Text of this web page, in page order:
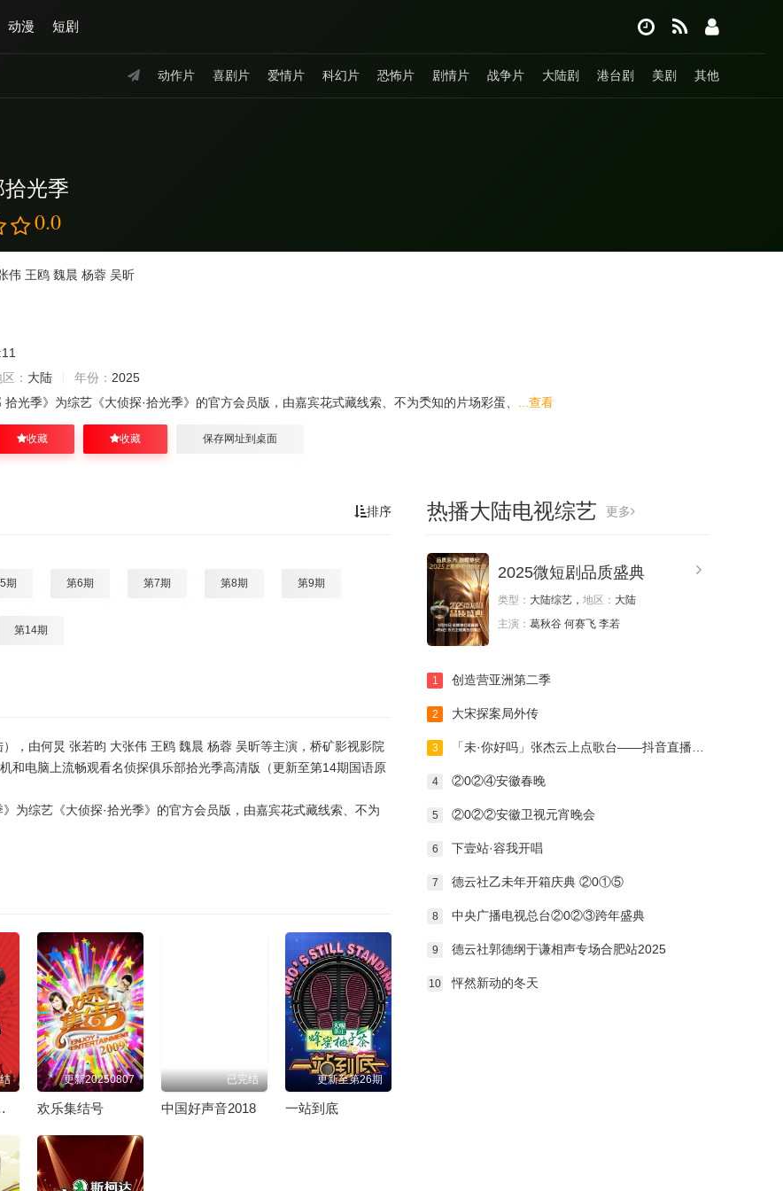
动漫 短剧
动作片 喜剧片 爱情片 科幻片 恐怖片 剧情片 战争片 大陆剧 港台剧 美剧 其他
光季
0.0
伟 王鸥 魏晨 杨蓉 吴昕
： 大陆 年份： 2025
拾光季》为综艺《大侦探·拾光季》的官方会员版，由嘉宾花式藏线索、不为秂知的片场彩蛋、 ...查看
收藏 收藏 保存网址到桌面
排序
期 第6期 第7期 第8期 第9期
第14期
，由何炅 张若昀 大张伟 王鸥 魏晨 杨蓉 吴昕等主演，桥矿影视影院
和电脑上流畅观看名侦探俱乐部拾光季高清版（更新至第14期国语原
为综艺《大侦探·拾光季》的官方会员版，由嘉宾花式藏线索、不为
季
更新20250807
欢乐集结号
已完结
中国好声音2018
更新至第26期
一站到底
热播大陆电视综艺 更多
2025微短剧品质盛典
类型： 大陆综艺， 地区： 大陆
主演： 葛秋谷 何赛飞 李若
1 创造营亚洲第二季‎
2 大宋探案局外传
3 「未·你好吗」张杰云上点歌台——抖音直播演唱会
4 ②0②④安徽春晚
5 ②0②②安徽卫视元宵晚会
6 下壹站·容我开唱
7 德云社乙未年开箱庆典 ②0①⑤
8 中央广播电视总台②0②③跨年盛典
9 德云社郭德纲于谦相声专场合肥站2025
10 怦然新动的冬天